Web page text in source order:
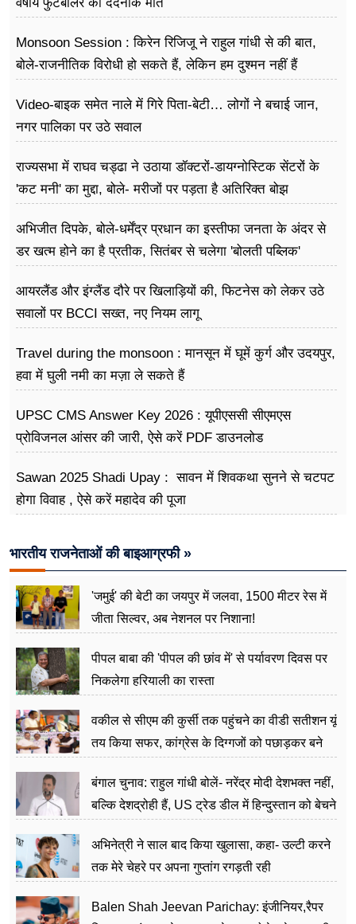
Monsoon Session : किरेन रिजिजू ने राहुल गांधी से की बात,
बोले-राजनीतिक विरोधी हो सकते हैं, लेकिन हम दुश्मन नहीं हैं
Video-बाइक समेत नाले में गिरे पिता-बेटी… लोगों ने बचाई जान,
नगर पालिका पर उठे सवाल
राज्यसभा में राघव चड्ढा ने उठाया डॉक्टरों-डायग्नोस्टिक सेंटरों के
'कट मनी' का मुद्दा, बोले- मरीजों पर पड़ता है अ​तिरिक्त बोझ
अभिजीत दिपके, बोले-धर्मेंद्र प्रधान का इस्तीफा जनता के अंदर से
डर खत्म होने का है प्रतीक, सितंबर से चलेगा 'बोलती पब्लिक'
आयरलैंड और इंग्लैंड दौरे पर खिलाड़ियों की, फिटनेस को लेकर उठे
सवालों पर BCCI सख्त, नए नियम लागू
Travel during the monsoon : मानसून में घूमें कुर्ग और उदयपुर,
हवा में घुली नमी का मज़ा ले सकते हैं
UPSC CMS Answer Key 2026 : यूपीएससी सीएमएस
प्रोविजनल आंसर की जारी, ऐसे करें PDF डाउनलोड
Sawan 2025 Shadi Upay : सावन में शिवकथा सुनने से चटपट
होगा विवाह , ऐसे करें महादेव की पूजा
भारतीय राजनेताओं की बाइआग्रफी »
'जमुई' की बेटी का जयपुर में जलवा, 1500 मीटर रेस में
जीता सिल्वर, अब नेशनल पर निशाना!
पीपल बाबा की 'पीपल की छांव में' से पर्यावरण दिवस पर
निकलेगा हरियाली का रास्ता
वकील से सीएम की कुर्सी तक पहुंचने का वीडी सतीशन यूं
तय किया सफर, कांग्रेस के दिग्गजों को पछाड़कर बने
बंगाल चुनाव: राहुल गांधी बोलें- नरेंद्र मोदी देशभक्त नहीं,
बल्कि देशद्रोही हैं, US ट्रेड डील में हिन्दुस्तान को बेचने
अभिनेत्री ने साल बाद किया खुलासा, कहा- उल्टी करने
तक मेरे चेहरे पर अपना गुप्तांग रगड़ती रही
Balen Shah Jeevan Parichay: इंजीनियर,रैपर